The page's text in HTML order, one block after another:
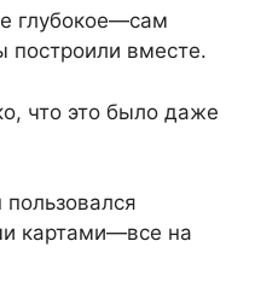
глубокое—сам
построили вместе.
что это было даже
картами—все на